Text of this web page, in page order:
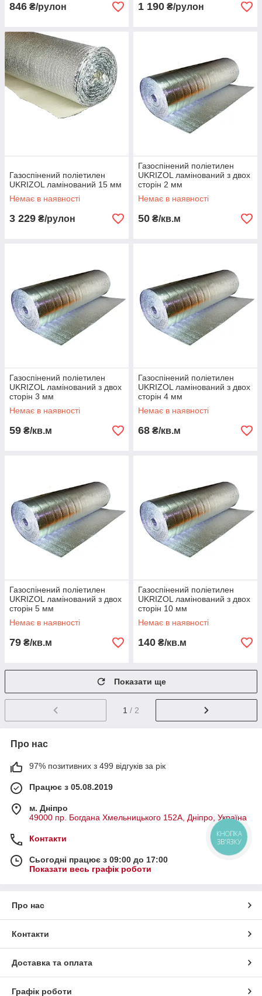
846 ₴/рулон 1 190 ₴/рулон
Газоспінений поліетилен
UKRIZOL ламінований 15 мм
Немає в наявності
3 229 ₴/рулон
Газоспінений поліетилен
UKRIZOL ламінований з двох
сторін 2 мм
Немає в наявності
50 ₴/кв.м
Газоспінений поліетилен
UKRIZOL ламінований з двох
сторін 3 мм
Немає в наявності
59 ₴/кв.м
Газоспінений поліетилен
UKRIZOL ламінований з двох
сторін 4 мм
Немає в наявності
68 ₴/кв.м
Газоспінений поліетилен
UKRIZOL ламінований з двох
сторін 5 мм
Немає в наявності
79 ₴/кв.м
Газоспінений поліетилен
UKRIZOL ламінований з двох
сторін 10 мм
Немає в наявності
140 ₴/кв.м
Показати ще
1 / 2
Про нас
97% позитивних з 499 відгуків за рік
Працює з 05.08.2019
м. Дніпро
49000 пр. Богдана Хмельницького 152А, Дніпро, Україна
Контакти
Сьогодні працює з 09:00 до 17:00
Показати весь графік роботи
Про нас
Контакти
Доставка та оплата
Графік роботи
КНОПКА
ЗВ'ЯЗКУ